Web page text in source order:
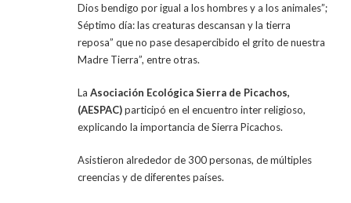
Dios bendigo por igual a los hombres y a los animales”;
Séptimo día: las creaturas descansan y la tierra
reposa” que no pase desapercibido el grito de nuestra
Madre Tierra”, entre otras.
La Asociación Ecológica Sierra de Picachos,
(AESPAC)participó en el encuentro inter religioso,
explicando la importancia de Sierra Picachos.
Asistieron alrededor de 300 personas, de múltiples
creencias y de diferentes países.